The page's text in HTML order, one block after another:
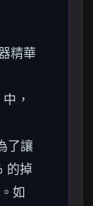
精華
，
了讓
的掉
如